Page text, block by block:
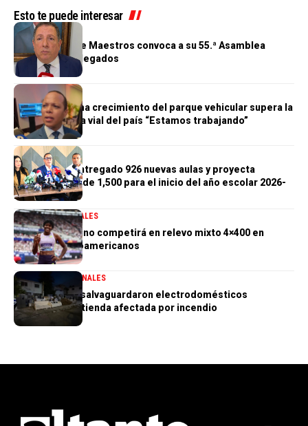
Esto te puede interesar
GENERALES
Cooperativa de Maestros convoca a su 55.ª Asamblea
General de Delegados
GENERALES
Morrison afirma crecimiento del parque vehicular supera la
infraestructura vial del país “Estamos trabajando”
GENERALES
Gobierno ha entregado 926 nuevas aulas y proyecta
alcanzar meta de 1,500 para el inicio del año escolar 2026-
2027
DEPORTESGENERALES
Marileidy Paulino competirá en relevo mixto 4×400 en
Juegos Centroamericanos
GENERALES NACIONALES
PN aclara que salvaguardaron electrodomésticos
sustraídos de tienda afectada por incendio